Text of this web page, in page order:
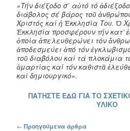
»Τήν διέξοδο σ΄ αὐτό τό
διάβολος σέ βάρος τοῦ
Χριστός καί ἡ Ἐκκλησία Του. Ὁ
Ἐκκλησία προσφέρουν τήν κατ’
ὁποία ἀπελευθερώνει τόν
ἀποδεσμεύει ἀπό τόν
τοῦ διαβόλου καί τά πλοκάμια
ἁμαρτίας καί τόν καθιστᾶ
καί δημιουργικό».
ΠΑΤΗΣΤΕ ΕΔΩ ΓΙΑ ΤΟ
ΥΛΙΚΟ
Πλοήγηση στα άρθρα
← Προηγούμενα άρθρα